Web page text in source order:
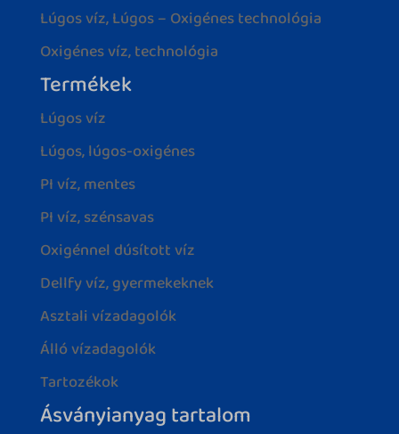
Lúgos víz, Lúgos – Oxigénes technológia
Oxigénes víz, technológia
Termékek
Lúgos víz
Lúgos, lúgos-oxigénes
PI víz, mentes
PI víz, szénsavas
Oxigénnel dúsított víz
Dellfy víz, gyermekeknek
Asztali vízadagolók
Álló vízadagolók
Tartozékok
Ásványianyag tartalom